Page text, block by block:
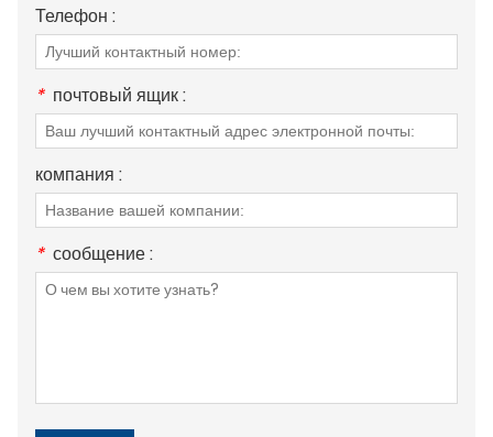
Телефон :
* почтовый ящик :
компания :
* сообщение :